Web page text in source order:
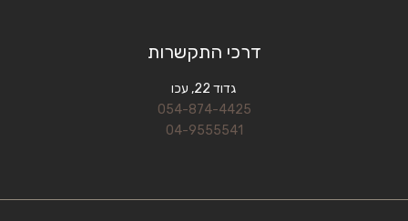
דרכי התקשרות
גדוד 22, עכו
054-874-4425
04-9555541